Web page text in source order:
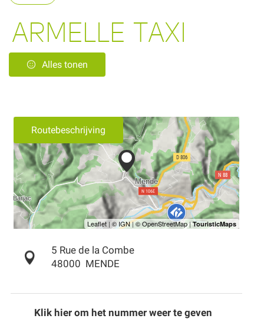
ARMELLE TAXI
Alles tonen
Routebeschrijving
5 Rue de la Combe
48000 MENDE
Klik hier om het nummer weer te geven